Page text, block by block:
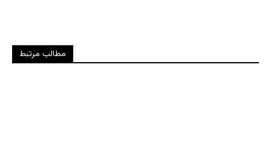
مطالب مرتبط